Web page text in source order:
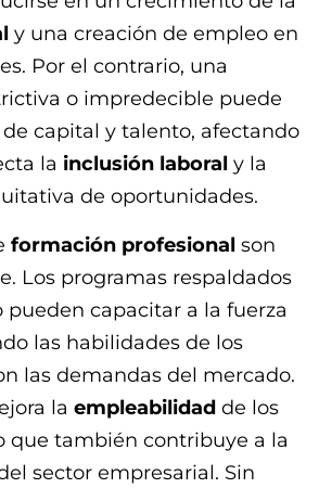
y una creación de empleo en
Por el contrario, una
o impredecible puede
capital y talento, afectando
la inclusión laboral y la
de oportunidades.
formación profesional son
Los programas respaldados
pueden capacitar a la fuerza
las habilidades de los
las demandas del mercado.
la empleabilidad de los
que también contribuye a la
sector empresarial. Sin